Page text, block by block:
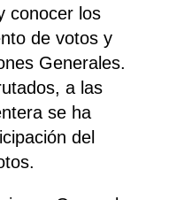
conocer los
de votos y
Generales.
a las
se ha
del